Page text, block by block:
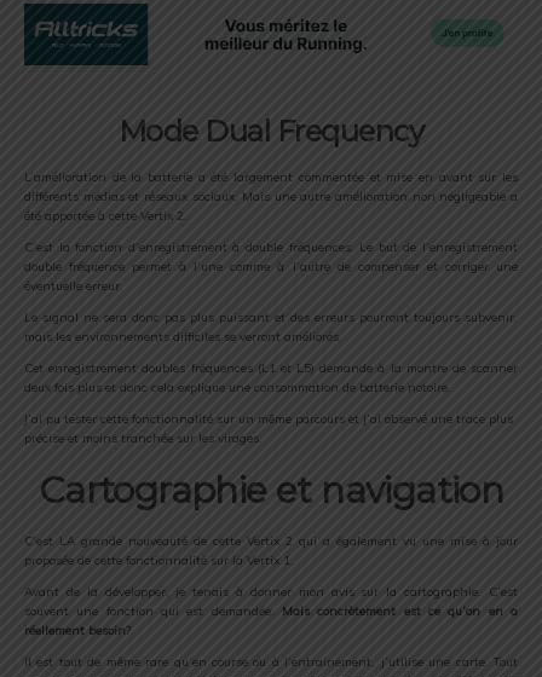
Mode Dual Frequency
L’amélioration de la batterie a été largement commentée et mise en avant sur les
différents médias et réseaux sociaux. Mais une autre amélioration non négligeable a
été apportée à cette Vertix 2.
C’est la fonction d’enregistrement à double fréquences. Le but de l’enregistrement
double fréquence permet à l’une comme à l’autre de compenser et corriger une
éventuelle erreur.
Le signal ne sera donc pas plus puissant et des erreurs pourront toujours subvenir,
mais les environnements difficiles se verront améliorés.
Cet enregistrement doubles fréquences (L1 et L5) demande à la montre de scanner
deux fois plus et donc cela explique une consommation de batterie notoire.
J’ai pu tester cette fonctionnalité sur un même parcours et j’ai observé une trace plus
précise et moins tranchée sur les virages.
Cartographie et navigation
C’est LA grande nouveauté de cette Vertix 2 qui a également vu une mise à jour
proposée de cette fonctionnalité sur la Vertix 1.
Avant de la développer, je tenais à donner mon avis sur la cartographie. C’est
souvent une fonction qui est demandée. Mais concrètement est ce qu’on en a
réellement besoin?
Il est tout de même rare qu’en course ou à l’entrainement, j’utilise une carte. Tout